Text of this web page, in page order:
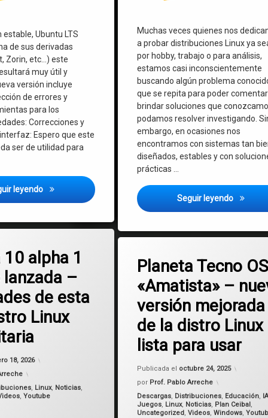
estable, Ubuntu LTS
de sus derivadas
Zorin, etc…) este
muy útil y
versión incluye
de errores y
para los
Correcciones y
Espero que este
ser de utilidad para
leyendo Administrador del Sistema Planeta Tecno 2.0 para Debian,
Muchas veces quienes nos
a probar distribuciones Linux ya
por hobby, trabajo o para análisis,
estamos casi inconscientemente
buscando algún problema
que se repita para poder
brindar soluciones que
podamos resolver investigando.
embargo, en ocasiones nos
encontramos con sistemas tan
diseñados, estables y con
prácticas …
Seguir leyendo MX
10 alpha 1
lanzada –
de esta
Linux
18, 2026
, Linux, Noticias,
,Youtube
en Mageia 10 alpha 1 ha sido lanzada – Novedades de esta gran distro
Planeta Tecno
«Amatista» –
versión mejorada
de la distro Linux
lista para usar
Publicada el octubre 24, 2025
por Prof. Pablo Arreche
Categorías:
Descargas, Distribuciones, Educación,
Juegos, Linux, Noticias, Plan Ceibal ,
Uncategorized,Videos,Windows,
Linux
Planeta Tecno OS
Windows
wine